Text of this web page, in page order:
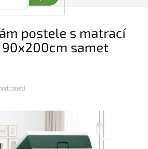
postele s matrací
samet
je 0,0 z 5 hvězdiček.